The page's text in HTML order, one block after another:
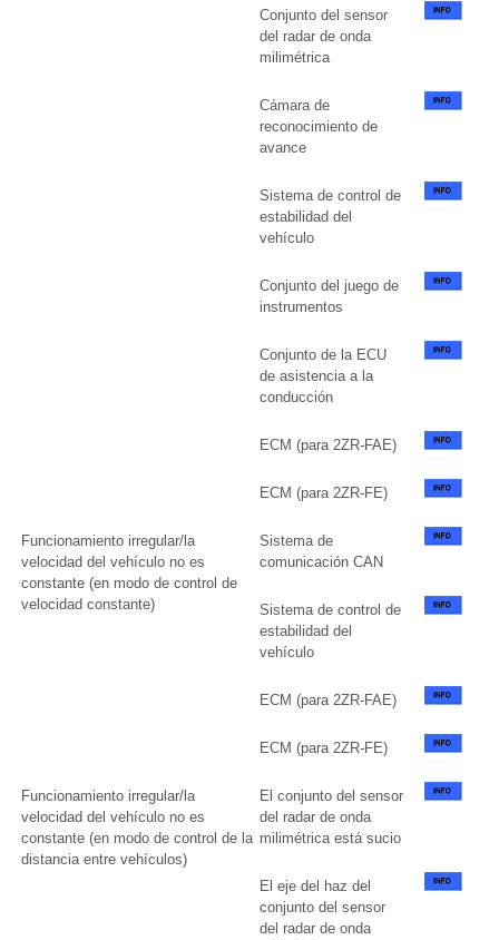
Conjunto del sensor
del radar de onda
milimétrica
Cámara de
reconocimiento de
avance
Sistema de control de
estabilidad del
vehículo
Conjunto del juego de
instrumentos
Conjunto de la ECU
de asistencia a la
conducción
ECM (para 2ZR-FAE)
ECM (para 2ZR-FE)
Funcionamiento irregular/la
velocidad del vehículo no es
constante (en modo de control de
velocidad constante)
Sistema de
comunicación CAN
Sistema de control de
estabilidad del
vehículo
ECM (para 2ZR-FAE)
ECM (para 2ZR-FE)
Funcionamiento irregular/la
velocidad del vehículo no es
constante (en modo de control de la
distancia entre vehículos)
El conjunto del sensor
del radar de onda
milimétrica está sucio
El eje del haz del
conjunto del sensor
del radar de onda